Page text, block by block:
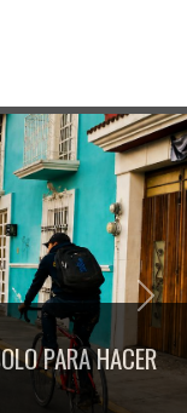
PARA HACER
Next